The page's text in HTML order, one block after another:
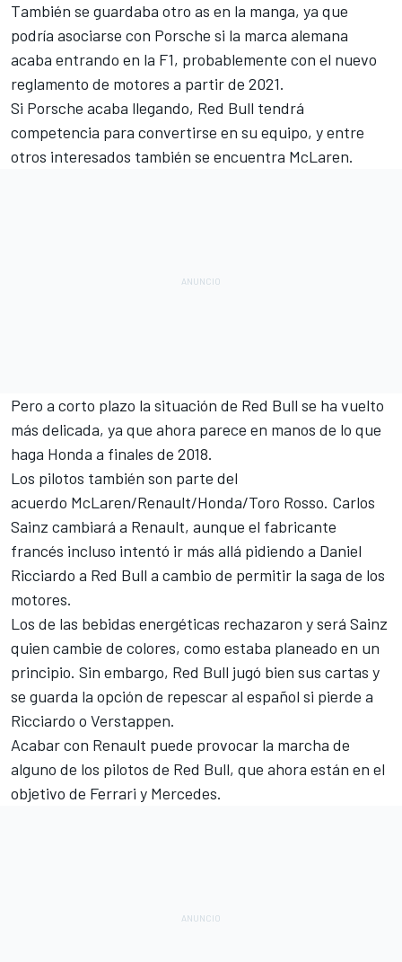
También se guardaba otro as en la manga, ya que
podría asociarse con Porsche si la marca alemana
acaba entrando en la F1, probablemente con el nuevo
reglamento de motores a partir de 2021.
Si Porsche acaba llegando, Red Bull tendrá
competencia para convertirse en su equipo, y entre
otros interesados también se encuentra McLaren.
Pero a corto plazo la situación de Red Bull se ha vuelto
más delicada, ya que ahora parece en manos de lo que
haga Honda a finales de 2018.
Los pilotos también son parte del
acuerdo McLaren/Renault/Honda/Toro Rosso. Carlos
Sainz cambiará a Renault, aunque el fabricante
francés incluso intentó ir más allá pidiendo a Daniel
Ricciardo a Red Bull a cambio de permitir la saga de los
motores.
Los de las bebidas energéticas rechazaron y será Sainz
quien cambie de colores, como estaba planeado en un
principio. Sin embargo, Red Bull jugó bien sus cartas y
se guarda la opción de repescar al español si pierde a
Ricciardo o Verstappen.
Acabar con Renault puede provocar la marcha de
alguno de los pilotos de Red Bull, que ahora están en el
objetivo de Ferrari y Mercedes.